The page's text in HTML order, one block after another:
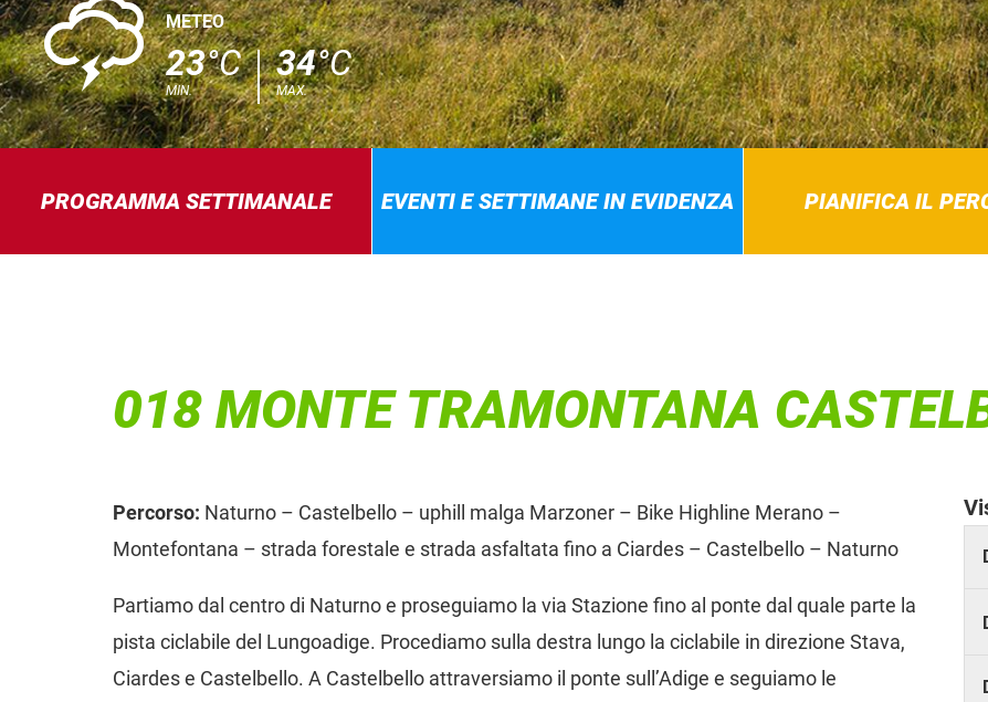
0 METEO
23°C
MIN.
34°C
MAX.
PROGRAMMA SETTIMANALE EVENTI E SETTIMANE IN EVIDENZA PIANIFICA IL
018 MONTE TRAMONTANA
Percorso: Naturno – Castelbello – uphill malga Marzoner – Bike Highline Merano –
Montefontana – strada forestale e strada asfaltata fino a Ciardes – Castelbello – Naturno
Partiamo dal centro di Naturno e proseguiamo la via Stazione fino al ponte dal quale parte la
pista ciclabile del Lungoadige. Procediamo sulla destra lungo la ciclabile in direzione Stava,
Ciardes e Castelbello. A Castelbello attraversiamo il ponte sull’Adige e seguiamo le